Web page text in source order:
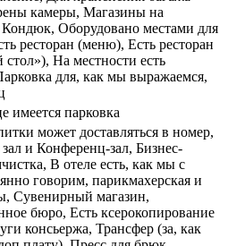
камеры, Магазины на
Кондюк, Оборудовано местами для
ресторан (меню), Есть ресторан
На местности есть
для, как мы выражаемся,
имеется парковка
может доставляться в номер,
и Конференц-зал, Бизнес-
В отеле есть, как мы с
говорим, парикмахерская и
Сувенирный магазин,
бюро, Есть ксерокопирование
консьержа, Трансфер (за, как